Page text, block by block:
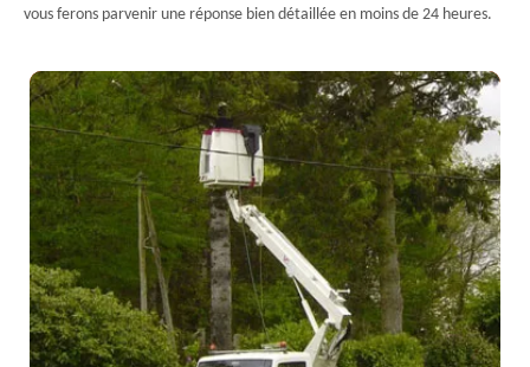
vous ferons parvenir une réponse bien détaillée en moins de 24 heures.